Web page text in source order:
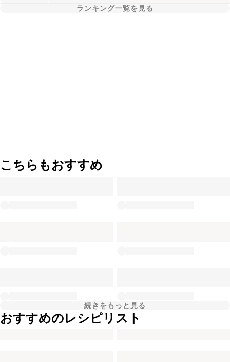
ランキング一覧を見る
こちらもおすすめ
続きをもっと見る
おすすめのレシピリスト